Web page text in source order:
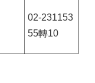
02-231153
55轉10